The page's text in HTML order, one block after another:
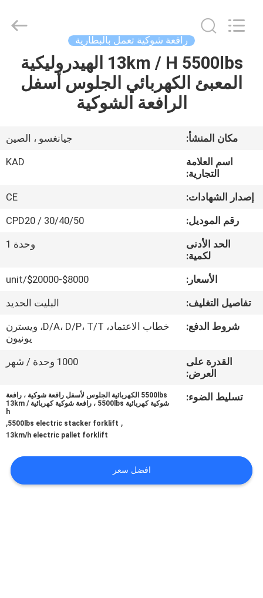
الصفحة
الرئيسية
أشرطة
معلومات
في
المعمل
الجودة
اتصل
أخبار
Machinery
Co.,Ltd.
رافعة شوكية تعمل بالبطارية
13km / H 5500lbs الهيدروليكية
المعبئ الكهربائي الجلوس أسفل
الرافعة الشوكية
مكان المنشأ:
جيانغسو ، الصين
اسم العلامة
التجارية:
KAD
إصدار الشهادات:
CE
رقم الموديل:
CPD20 / 30/40/50
الحد الأدنى
لكمية:
وحدة 1
الأسعار:
$8000-$20000/unit
تفاصيل التغليف:
البليت الحديد
شروط الدفع:
خطاب الاعتماد، D/A، D/P، T/T، ويسترن
يونيون
القدرة على
العرض:
1000 وحدة / شهر
تسليط الضوء:
5500lbs الكهربائية الجلوس لأسفل رافعة شوكية ، رافعة
شوكية كهربائية 5500lbs ، رافعة شوكية كهربائية 13km /
h
,
5500lbs electric stacker forklift
,
13km/h electric pallet forklift
افضل سعر